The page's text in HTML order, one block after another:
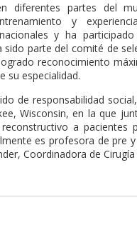
diferentes partes del
y
y ha
parte del comité de
reconocimiento
su especialidad.
de responsabilidad
Wisconsin, en la que
a
es profesora de pre
Coordinadora de